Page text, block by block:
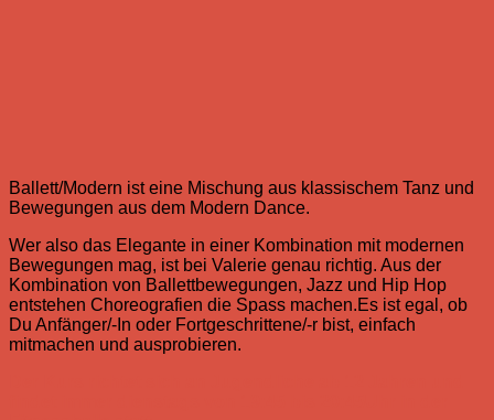
Ballett/Modern ist eine Mischung aus klassischem Tanz und
Bewegungen aus dem Modern Dance.
Wer also das Elegante in einer Kombination mit modernen
Bewegungen mag, ist bei Valerie genau richtig. Aus der
Kombination von Ballettbewegungen, Jazz und Hip Hop
entstehen Choreografien die Spass machen.Es ist egal, ob
Du Anfänger/-In oder Fortgeschrittene/-r bist, einfach
mitmachen und ausprobieren.